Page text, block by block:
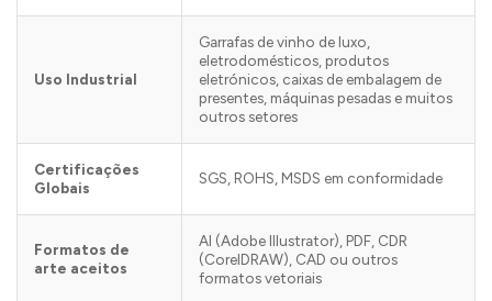
Uso Industrial
Garrafas de vinho de luxo,
eletrodomésticos, produtos
eletrónicos, caixas de embalagem de
presentes, máquinas pesadas e muitos
outros setores
Certificações
Globais
SGS, ROHS, MSDS em conformidade
Formatos de
arte aceitos
AI (Adobe Illustrator), PDF, CDR
(CorelDRAW), CAD ou outros
formatos vetoriais